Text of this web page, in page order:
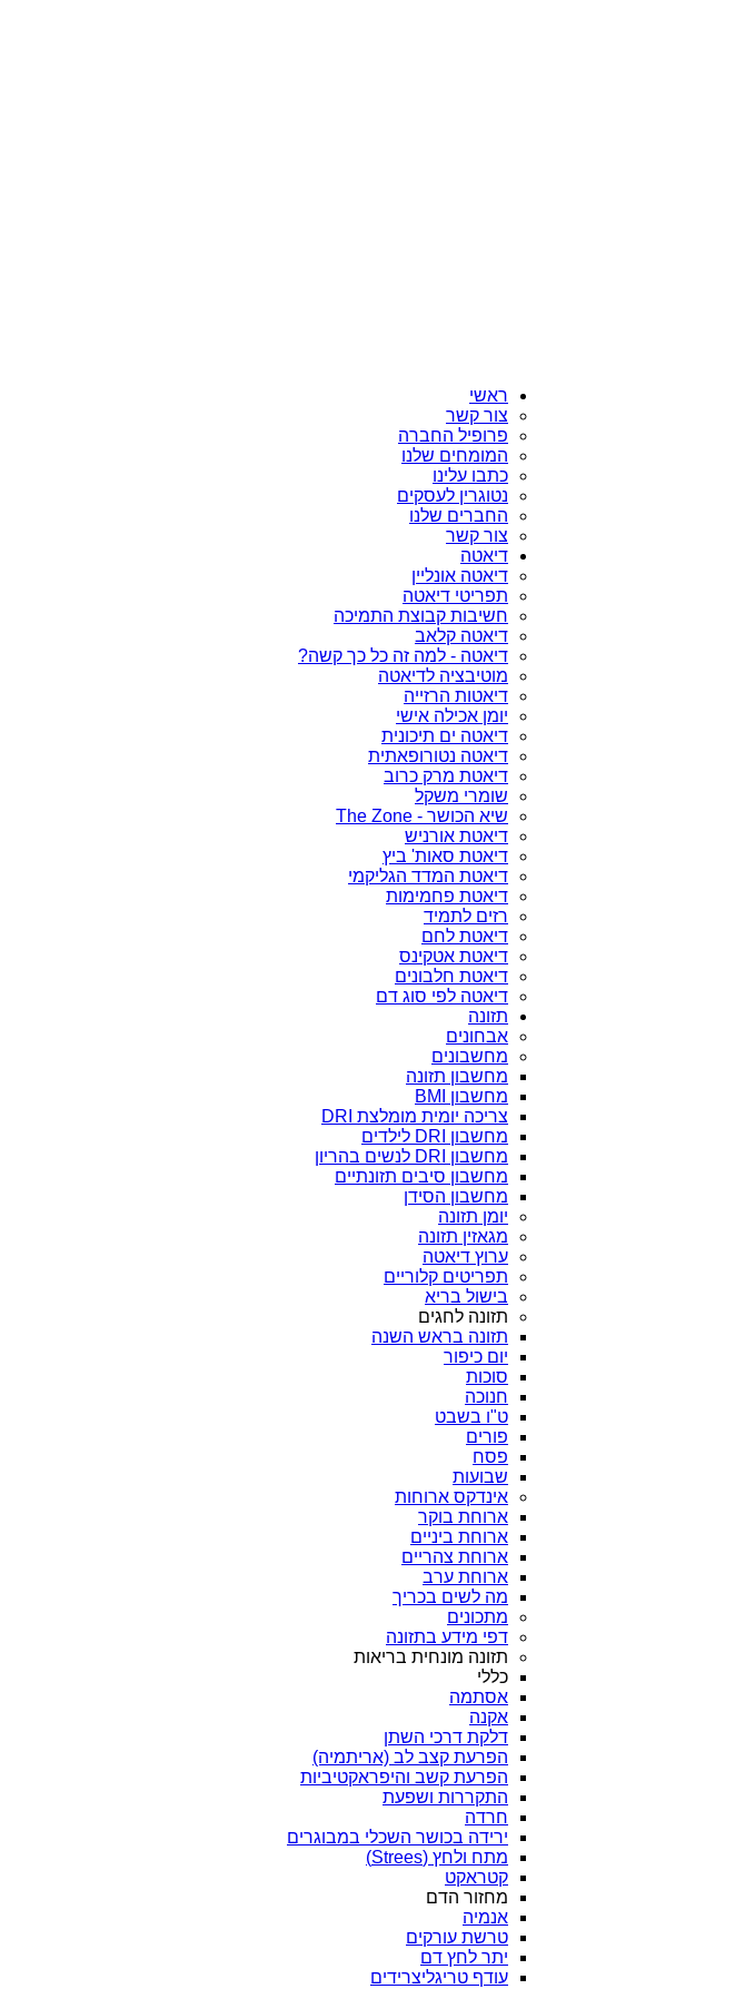
ראשי
צור קשר
פרופיל החברה
המומחים שלנו
כתבו עלינו
נטוגרין לעסקים
החברים שלנו
צור קשר
דיאטה
דיאטה אונליין
תפריטי דיאטה
חשיבות קבוצת התמיכה
דיאטה קלאב
דיאטה - למה זה כל כך קשה?
מוטיבציה לדיאטה
דיאטות הרזייה
יומן אכילה אישי
דיאטה ים תיכונית
דיאטה נטורופאתית
דיאטת מרק כרוב
שומרי משקל
שיא הכושר - The Zone
דיאטת אורניש
דיאטת סאות' ביץ
דיאטת המדד הגליקמי
דיאטת פחמימות
רזים לתמיד
דיאטת לחם
דיאטת אטקינס
דיאטת חלבונים
דיאטה לפי סוג דם
תזונה
אבחונים
מחשבונים
מחשבון תזונה
מחשבון BMI
צריכה יומית מומלצת DRI
מחשבון DRI לילדים
מחשבון DRI לנשים בהריון
מחשבון סיבים תזונתיים
מחשבון הסידן
יומן תזונה
מגאזין תזונה
ערוץ דיאטה
תפריטים קלוריים
בישול בריא
תזונה לחגים
תזונה בראש השנה
יום כיפור
סוכות
חנוכה
ט"ו בשבט
פורים
פסח
שבועות
אינדקס ארוחות
ארוחת בוקר
ארוחת ביניים
ארוחת צהריים
ארוחת ערב
מה לשים בכריך
מתכונים
דפי מידע בתזונה
תזונה מונחית בריאות
כללי
אסתמה
אקנה
דלקת דרכי השתן
הפרעת קצב לב (אריתמיה)
הפרעת קשב והיפראקטיביות
התקררות ושפעת
חרדה
ירידה בכושר השכלי במבוגרים
מתח ולחץ (Strees)
קטראקט
מחזור הדם
אנמיה
טרשת עורקים
יתר לחץ דם
עודף טריגליצרידים